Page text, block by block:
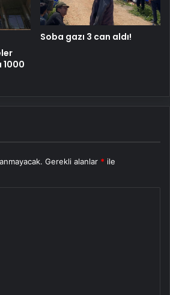
1000
Soba gazı 3 can aldı!
Gerekli alanlar * ile